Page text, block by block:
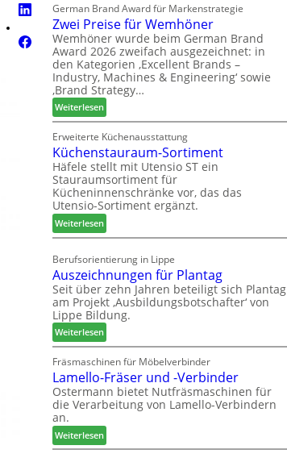
s
t
F
ü
h
r
u
n
a
n
v
e
d
i
u
n
d
H
u
t
e
x
s
t
e
l
e
n
a
u
s
German Brand Award für Markenstrategie
Zwei Preise für Wemhöner
Wemhöner wurde beim German Brand
Award 2026 zweifach ausgezeichnet: in
den Kategorien ‚Excellent Brands –
Industry, Machines & Engineering‘ sowie
‚Brand Strategy…
Weiterlesen:
Z
w
e
i
P
r
e
i
s
f
ü
r
W
e
m
ö
n
e
r
Erweiterte Küchenausstattung
Küchenstauraum-Sortiment
Häfele stellt mit Utensio ST ein
Stauraumsortiment für
Kücheninnenschränke vor, das das
Utensio-Sortiment ergänzt.
Weiterlesen:
K
c
h
e
n
s
t
u
r
a
u
m
-
Berufsorientierung in Lippe
Auszeichnungen für Plantag
Seit über zehn Jahren beteiligt sich Plantag
am Projekt ‚Ausbildungsbotschafter‘ von
Lippe Bildung.
Weiterlesen:
A
u
s
z
e
h
Fräsmaschinen für Möbelverbinder
Lamello-Fräser und -Verbinder
Ostermann bietet Nutfräsmaschinen für
die Verarbeitung von Lamello-Verbindern
an.
Weiterlesen:
L